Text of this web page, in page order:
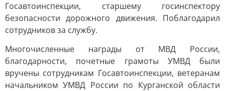
Госавтоинспекции, старшему госинспектору
безопасности дорожного движения. Поблагодарил
сотрудников за службу.
Многочисленные награды от МВД России,
благодарности, почетные грамоты УМВД были
вручены сотрудникам Госавтоинспекции, ветеранам
начальником УМВД России по Курганской области